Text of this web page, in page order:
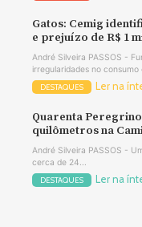
Gatos: Cemig
e prejuízo de R$ 1
André Silveira PASSOS -
irregularidades no consumo
DESTAQUES Ler na
Quarenta
quilômetros na
André Silveira PASSOS -
cerca de 24...
DESTAQUES Ler na